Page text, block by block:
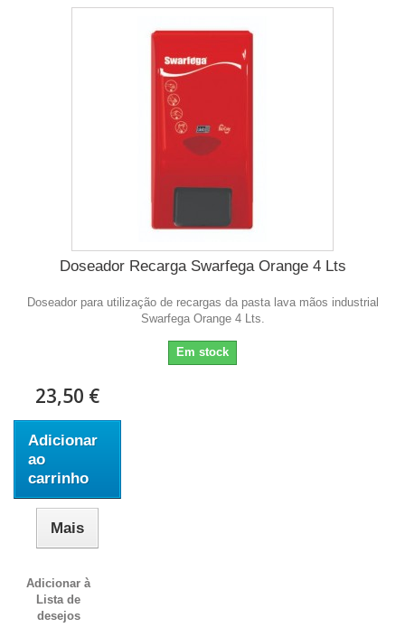
Doseador Recarga Swarfega Orange 4 Lts
Doseador para utilização de recargas da pasta lava mãos industrial
Swarfega Orange 4 Lts.
Em stock
23,50 €
Adicionar
ao
carrinho
Mais
Adicionar à
Lista de
desejos